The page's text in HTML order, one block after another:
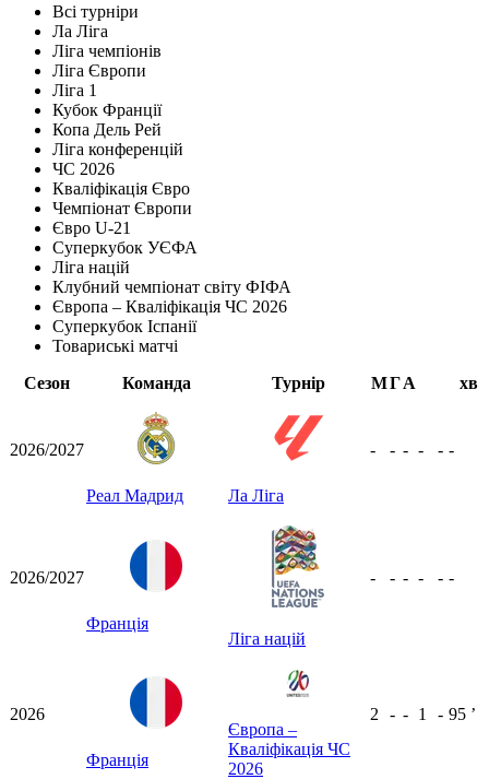
Всі турніри
Ла Ліга
Ліга чемпіонів
Ліга Європи
Ліга 1
Кубок Франції
Копа Дель Рей
Ліга конференцій
ЧС 2026
Кваліфікація Євро
Чемпіонат Європи
Євро U-21
Суперкубок УЄФА
Ліга націй
Клубний чемпіонат світу ФІФА
Європа – Кваліфікація ЧС 2026
Суперкубок Іспанії
Товариські матчі
Сезон
Команда Турнір МГА хв
2026/2027
Реал Мадрид Ла Ліга
- - - - - -
2026/2027
Франція
Ліга націй
- - - - - -
2026
Франція
Європа –
Кваліфікація ЧС
2026
2 - - 1 - 95 ʼ